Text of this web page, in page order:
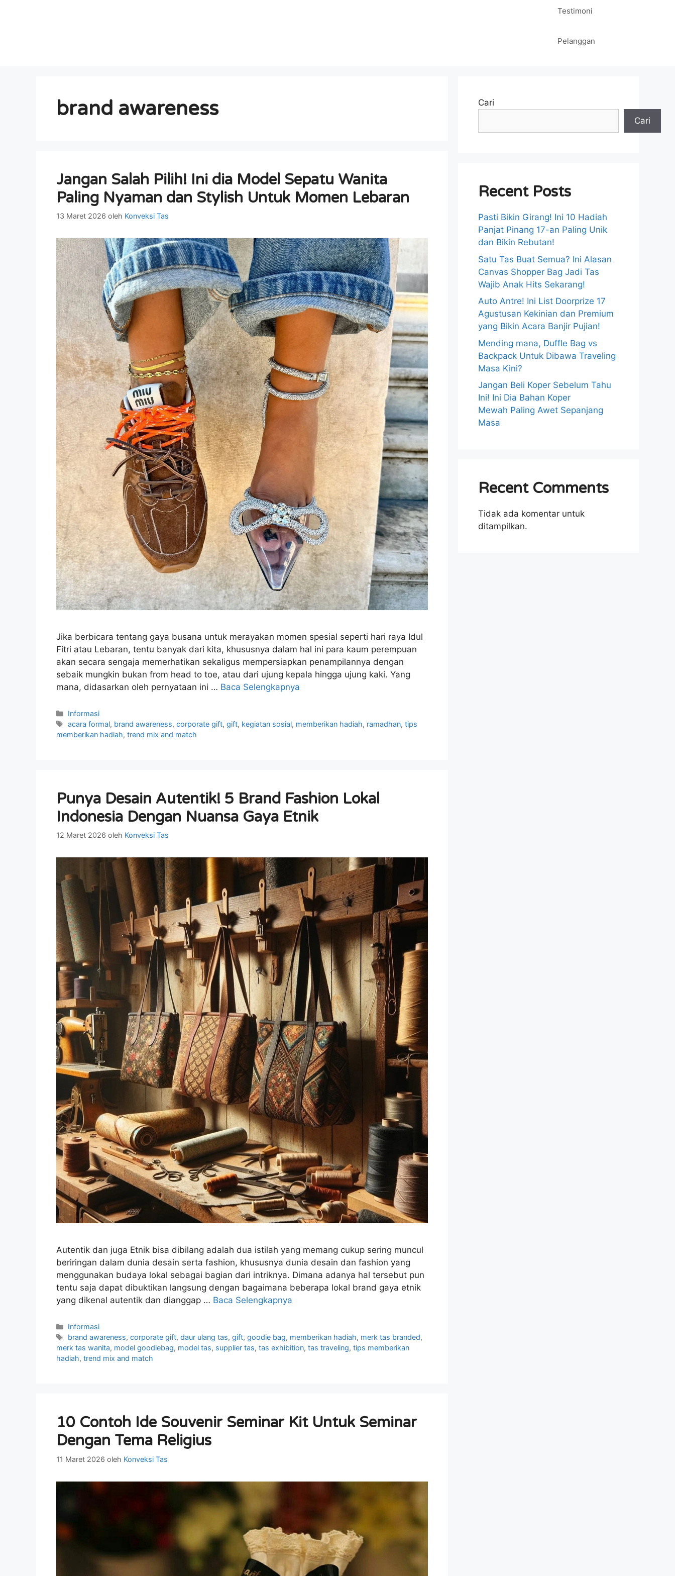
Testimoni
Pelanggan
brand awareness
Jangan Salah Pilih! Ini dia Model Sepatu Wanita
Paling Nyaman dan Stylish Untuk Momen Lebaran
13 Maret 2026 oleh Konveksi Tas
Jika berbicara tentang gaya busana untuk merayakan momen spesial seperti hari raya Idul
Fitri atau Lebaran, tentu banyak dari kita, khususnya dalam hal ini para kaum perempuan
akan secara sengaja memerhatikan sekaligus mempersiapkan penampilannya dengan
sebaik mungkin bukan from head to toe, atau dari ujung kepala hingga ujung kaki. Yang
mana, didasarkan oleh pernyataan ini … Baca Selengkapnya
Kategori
Informasi
Tag
acara formal, brand awareness,corporate gift,gift, kegiatan sosial, memberikan hadiah, ramadhan,tips
memberikan hadiah, trend mix and match
Punya Desain Autentik! 5 Brand Fashion Lokal
Indonesia Dengan Nuansa Gaya Etnik
12 Maret 2026 oleh Konveksi Tas
Autentik dan juga Etnik bisa dibilang adalah dua istilah yang memang cukup sering muncul
beriringan dalam dunia desain serta fashion, khususnya dunia desain dan fashion yang
menggunakan budaya lokal sebagai bagian dari intriknya. Dimana adanya hal tersebut pun
tentu saja dapat dibuktikan langsung dengan bagaimana beberapa lokal brand gaya etnik
yang dikenal autentik dan dianggap … Baca Selengkapnya
Kategori
Informasi
Tag
brand awareness,corporate gift,daur ulang tas,gift,goodie bag, memberikan hadiah, merk tas branded,
merk tas wanita, model goodiebag, model tas, supplier tas, tas exhibition, tas traveling, tips memberikan
hadiah, trend mix and match
10 Contoh Ide Souvenir Seminar Kit Untuk Seminar
Dengan Tema Religius
11 Maret 2026 oleh Konveksi Tas
Cari
Cari
Recent Posts
Pasti Bikin Girang! Ini 10 Hadiah
Panjat Pinang 17-an Paling Unik
dan Bikin Rebutan!
Satu Tas Buat Semua? Ini Alasan
Canvas Shopper Bag Jadi Tas
Wajib Anak Hits Sekarang!
Auto Antre! Ini List Doorprize 17
Agustusan Kekinian dan Premium
yang Bikin Acara Banjir Pujian!
Mending mana, Duffle Bag vs
Backpack Untuk Dibawa Traveling
Masa Kini?
Jangan Beli Koper Sebelum Tahu
Ini! Ini Dia Bahan Koper
Mewah Paling Awet Sepanjang
Masa
Recent Comments
Tidak ada komentar untuk
ditampilkan.